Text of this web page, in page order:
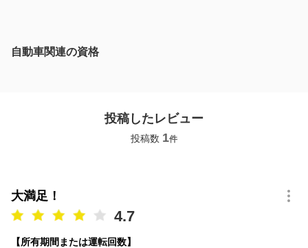
自動車関連の資格
投稿したレビュー
投稿数 1件
大満足！
4.7
【所有期間または運転回数】